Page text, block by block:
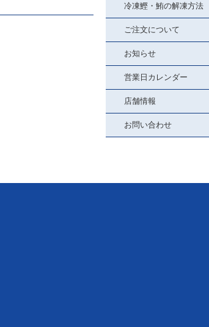
冷凍鰹・鮪の解凍方法
ご注文について
お知らせ
営業日カレンダー
店舗情報
お問い合わせ